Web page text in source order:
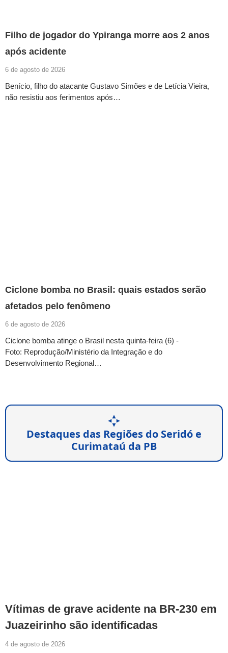
Filho de jogador do Ypiranga morre aos 2 anos
após acidente
6 de agosto de 2026
Benício, filho do atacante Gustavo Simões e de Letícia Vieira,
não resistiu aos ferimentos após…
Ciclone bomba no Brasil: quais estados serão
afetados pelo fenômeno
6 de agosto de 2026
Ciclone bomba atinge o Brasil nesta quinta-feira (6) -
Foto: Reprodução/Ministério da Integração e do
Desenvolvimento Regional…
Destaques das Regiões do Seridó e
Curimataú da PB
Vítimas de grave acidente na BR-230 em
Juazeirinho são identificadas
4 de agosto de 2026